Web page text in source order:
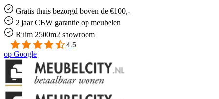
Gratis thuis bezorgd boven de €100,-
2 jaar CBW garantie op meubelen
Ruim 2500m2 showroom
4.5
op Google